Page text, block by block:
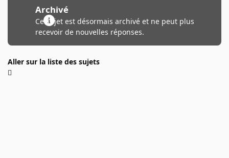
Archivé
Ce sujet est désormais archivé et ne peut plus
recevoir de nouvelles réponses.
Aller sur la liste des sujets